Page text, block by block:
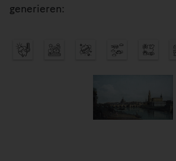
generieren: